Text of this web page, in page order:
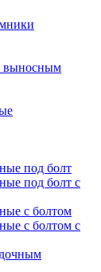
выносным
под болт
под болт с
с болтом
с болтом с